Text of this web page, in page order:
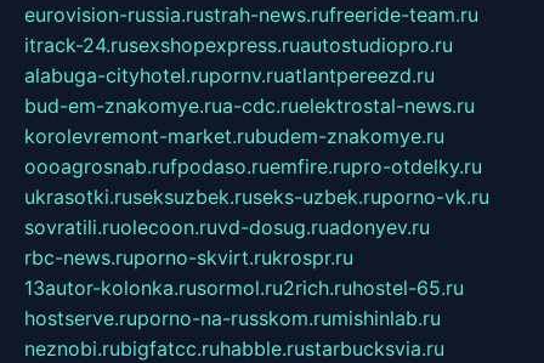
eurovision-russia.rustrah-news.rufreeride-team.ru
itrack-24.rusexshopexpress.ruautostudiopro.ru
alabuga-cityhotel.rupornv.ruatlantpereezd.ru
bud-em-znakomye.rua-cdc.ruelektrostal-news.ru
korolevremont-market.rubudem-znakomye.ru
oooagrosnab.rufpodaso.ruemfire.rupro-otdelky.ru
ukrasotki.ruseksuzbek.ruseks-uzbek.ruporno-vk.ru
sovratili.ruolecoon.ruvd-dosug.ruadonyev.ru
rbc-news.ruporno-skvirt.rukrospr.ru
13autor-kolonka.rusormol.ru2rich.ruhostel-65.ru
hostserve.ruporno-na-russkom.rumishinlab.ru
neznobi.rubigfatcc.ruhabble.rustarbucksvia.ru